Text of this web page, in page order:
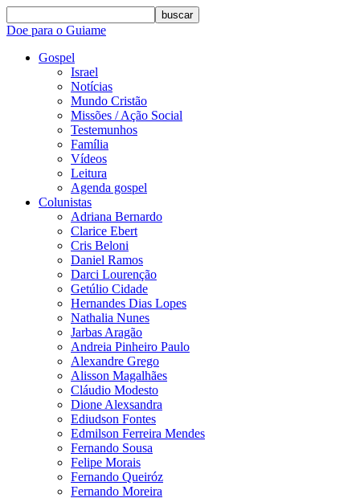
buscar
Doe para o Guiame
Gospel
Israel
Notícias
Mundo Cristão
Missões / Ação Social
Testemunhos
Família
Vídeos
Leitura
Agenda gospel
Colunistas
Adriana Bernardo
Clarice Ebert
Cris Beloni
Daniel Ramos
Darci Lourenção
Getúlio Cidade
Hernandes Dias Lopes
Nathalia Nunes
Jarbas Aragão
Andreia Pinheiro Paulo
Alexandre Grego
Alisson Magalhães
Cláudio Modesto
Dione Alexsandra
Ediudson Fontes
Edmilson Ferreira Mendes
Fernando Sousa
Felipe Morais
Fernando Queiróz
Fernando Moreira